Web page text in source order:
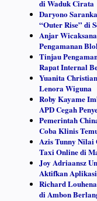
di Waduk Cirata
Daryono
“Outer Rise” di
Anjar
Pengamanan
Tinjau
Rapat Internal
Yuanita
Lenora Wiguna
Roby Kayame
APD Cegah
Pemerintah
Coba Klinis
Azis Tunny Nilai
Taxi Online di
Joy Adriaansz
Aktifkan
Richard
di Ambon